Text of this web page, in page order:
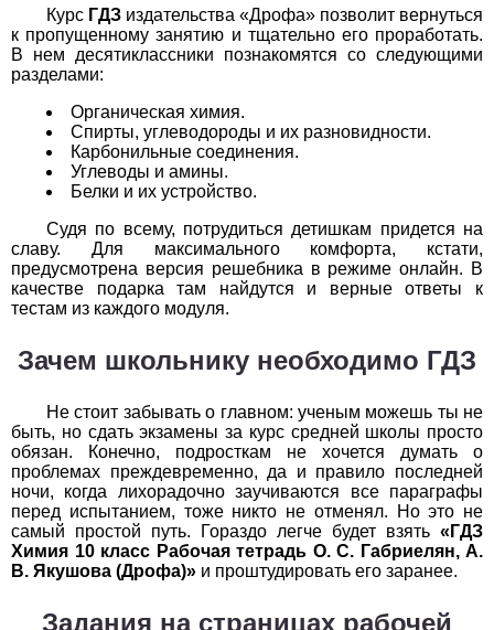
Физика
1
2 3 4 5 6 7 8 9 10
11
Французский язык
2 3 4 5 6 7
Химия
1
3 4 5 6 7 8 9 10
11
Черчение
1
2 3 4 5 6 7 8 9 10
11
Экономика
1
2 3 4 5 6 7 8 9 10 11
Курс ГДЗ издательства «Дрофа» позволит вернуться
к пропущенному занятию и тщательно его проработать.
В нем десятиклассники познакомятся со следующими
разделами:
Органическая химия.
Спирты, углеводороды и их разновидности.
Карбонильные соединения.
Углеводы и амины.
Белки и их устройство.
Судя по всему, потрудиться детишкам придется на
славу. Для максимального комфорта, кстати,
предусмотрена версия решебника в режиме онлайн. В
качестве подарка там найдутся и верные ответы к
тестам из каждого модуля.
Зачем школьнику необходимо ГДЗ
Не стоит забывать о главном: ученым можешь ты не
быть, но сдать экзамены за курс средней школы просто
обязан. Конечно, подросткам не хочется думать о
проблемах преждевременно, да и правило последней
ночи, когда лихорадочно заучиваются все параграфы
перед испытанием, тоже никто не отменял. Но это не
самый простой путь. Гораздо легче будет взять «ГДЗ
Химия 10 класс Рабочая тетрадь О. С. Габриелян, А.
В. Якушова (Дрофа)» и проштудировать его заранее.
Задания на страницах рабочей